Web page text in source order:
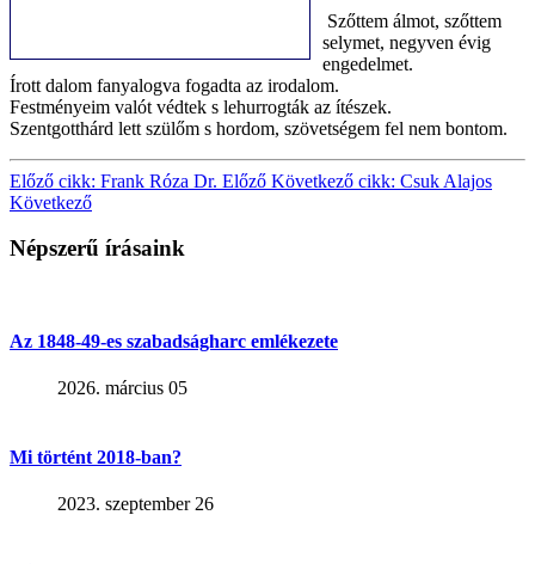
Szőttem álmot, szőttem
selymet, negyven évig
engedelmet.
Írott dalom fanyalogva fogadta az irodalom.
Festményeim valót védtek s lehurrogták az ítészek.
Szentgotthárd lett szülőm s hordom, szövetségem fel nem bontom.
Előző cikk: Frank Róza Dr. Előző Következő cikk: Csuk Alajos
Következő
Népszerű írásaink
Az 1848-49-es szabadságharc emlékezete
2026. március 05
Mi történt 2018-ban?
2023. szeptember 26